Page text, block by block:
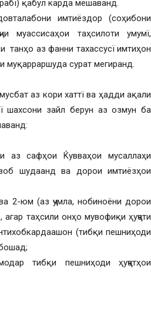
қабул карда мешаванд.
имтиёздор (соҳибони
муассисаҳои таҳсилоти умумї,
танҳо аз фанни тахассусї имтиҳон
муқарраршуда сурат мегиранд.
аз кори хаттї ва ҳадди ақали
шахсони зайл берун аз озмун ба
аз сафҳои Ќувваҳои мусаллаҳи
шудаанд ва дорои имтиёзҳои
2-юм (аз ҷумла, нобиноёни дорои
таҳсили онҳо мувофиқи ҳуҷҷати
(тибқи пешниҳоди
тибқи пешниҳоди ҳуҷҷатҳои